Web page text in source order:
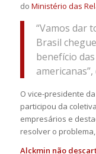
do Ministério das
“Vamos dar
Brasil
benefício
americanas”,
O vice-presidente
participou da
empresários e
resolver o
Alckmin não